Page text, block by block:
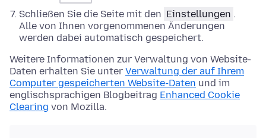
Schließen Sie die Seite mit den Einstellungen .
Alle von Ihnen vorgenommenen Änderungen
werden dabei automatisch gespeichert.
Weitere Informationen zur Verwaltung von Website-
Daten erhalten Sie unter Verwaltung der auf Ihrem
Computer gespeicherten Website-Daten und im
englischsprachigen Blogbeitrag Enhanced Cookie
Clearing von Mozilla.